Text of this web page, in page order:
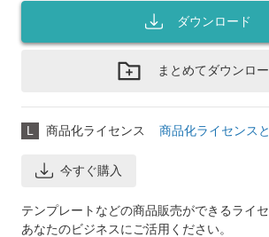
ダウンロード
まとめてダウンロ
L 商品化ライセンス 商品化ライセンス
今すぐ購入
テンプレートなどの商品販売ができるライセ
あなたのビジネスにご活用ください。